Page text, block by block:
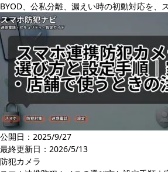
BYOD、公私分離、漏えい時の初動対応を、
公開日：2025/9/27
最終更新日： 2026/5/13
防犯カメラ